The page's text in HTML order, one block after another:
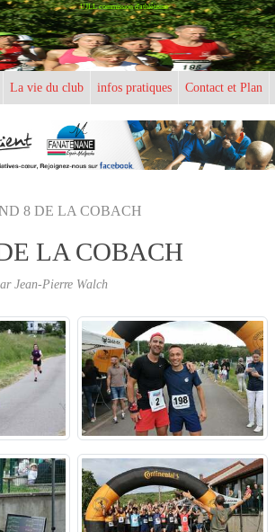
UJLL commission d'athlétisme
La vie du club infos pratiques Contact et Plan
8 DE LA COBACH
LA COBACH
Jean-Pierre Walch
cookies